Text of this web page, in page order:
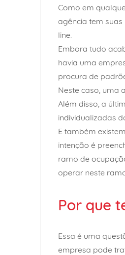
Como em
agência tem
line.
Embora tudo
havia uma
procura de
Neste caso, uma
Além disso, a
individualizadas
E também
intenção é
ramo de
operar neste
Por que
Essa é uma
empresa pode